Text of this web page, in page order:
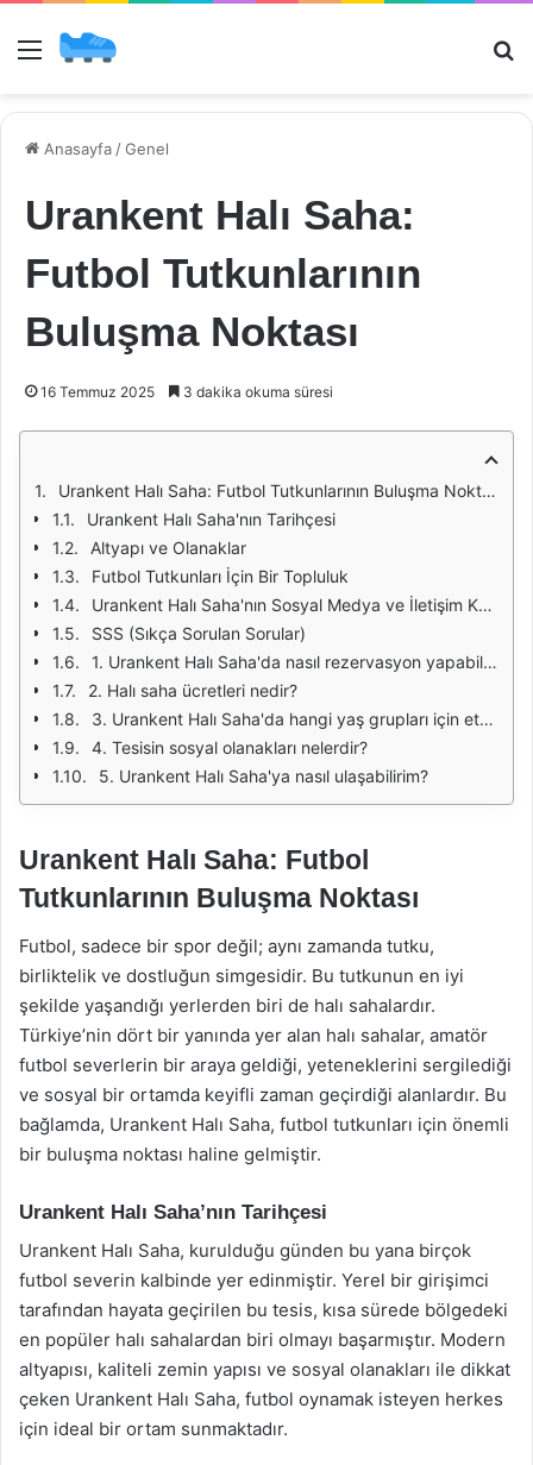
Menü
Anasayfa /Genel
Urankent Halı Saha:
Futbol Tutkunlarının
Buluşma Noktası
16 Temmuz 2025 3 dakika okuma süresi
Urankent Halı Saha: Futbol Tutkunlarının Buluşma Noktası
Urankent Halı Saha'nın Tarihçesi
Altyapı ve Olanaklar
Futbol Tutkunları İçin Bir Topluluk
Urankent Halı Saha'nın Sosyal Medya ve İletişim Kanalları
SSS (Sıkça Sorulan Sorular)
1. Urankent Halı Saha'da nasıl rezervasyon yapabilirim?
2. Halı saha ücretleri nedir?
3. Urankent Halı Saha'da hangi yaş grupları için etkinlikler düzenleniyor?
4. Tesisin sosyal olanakları nelerdir?
5. Urankent Halı Saha'ya nasıl ulaşabilirim?
Urankent Halı Saha: Futbol
Tutkunlarının Buluşma Noktası
Futbol, sadece bir spor değil; aynı zamanda tutku,
birliktelik ve dostluğun simgesidir. Bu tutkunun en iyi
şekilde yaşandığı yerlerden biri de halı sahalardır.
Türkiye’nin dört bir yanında yer alan halı sahalar, amatör
futbol severlerin bir araya geldiği, yeteneklerini sergilediği
ve sosyal bir ortamda keyifli zaman geçirdiği alanlardır. Bu
bağlamda, Urankent Halı Saha, futbol tutkunları için önemli
bir buluşma noktası haline gelmiştir.
Urankent Halı Saha’nın Tarihçesi
Urankent Halı Saha, kurulduğu günden bu yana birçok
futbol severin kalbinde yer edinmiştir. Yerel bir girişimci
tarafından hayata geçirilen bu tesis, kısa sürede bölgedeki
en popüler halı sahalardan biri olmayı başarmıştır. Modern
altyapısı, kaliteli zemin yapısı ve sosyal olanakları ile dikkat
çeken Urankent Halı Saha, futbol oynamak isteyen herkes
için ideal bir ortam sunmaktadır.